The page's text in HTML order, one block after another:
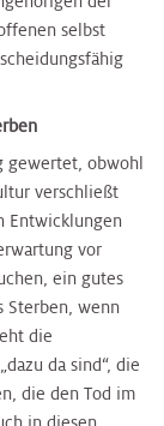
selbst
gewertet, obwohl
verschließt
Entwicklungen
vor
ein gutes
Sterben, wenn
die
da sind“, die
die den Tod im